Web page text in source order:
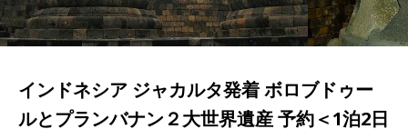
インドネシア ジャカルタ発着 ボロブドゥー
ルとプランバナン２大世界遺産 予約＜1泊2日